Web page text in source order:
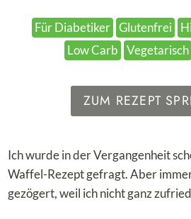
Für Diabetiker Glutenfrei
Low Carb
Vegetarisch
ZUM REZEPT
Ich wurde in der Vergangenheit
Waffel-Rezept gefragt. Aber
gezögert, weil ich nicht ganz